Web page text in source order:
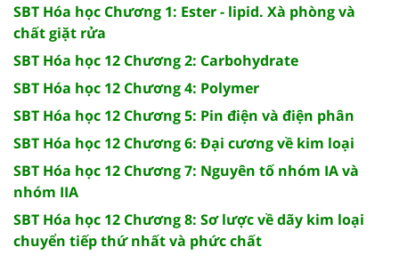
SBT Hóa học Chương 1: Ester - lipid. Xà phòng và
chất giặt rửa
SBT Hóa học 12 Chương 2: Carbohydrate
SBT Hóa học 12 Chương 4: Polymer
SBT Hóa học 12 Chương 5: Pin điện và điện phân
SBT Hóa học 12 Chương 6: Đại cương về kim loại
SBT Hóa học 12 Chương 7: Nguyên tố nhóm IA và
nhóm IIA
SBT Hóa học 12 Chương 8: Sơ lược về dãy kim loại
chuyển tiếp thứ nhất và phức chất